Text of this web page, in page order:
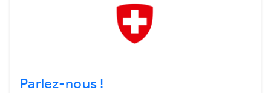
Parlez-nous !